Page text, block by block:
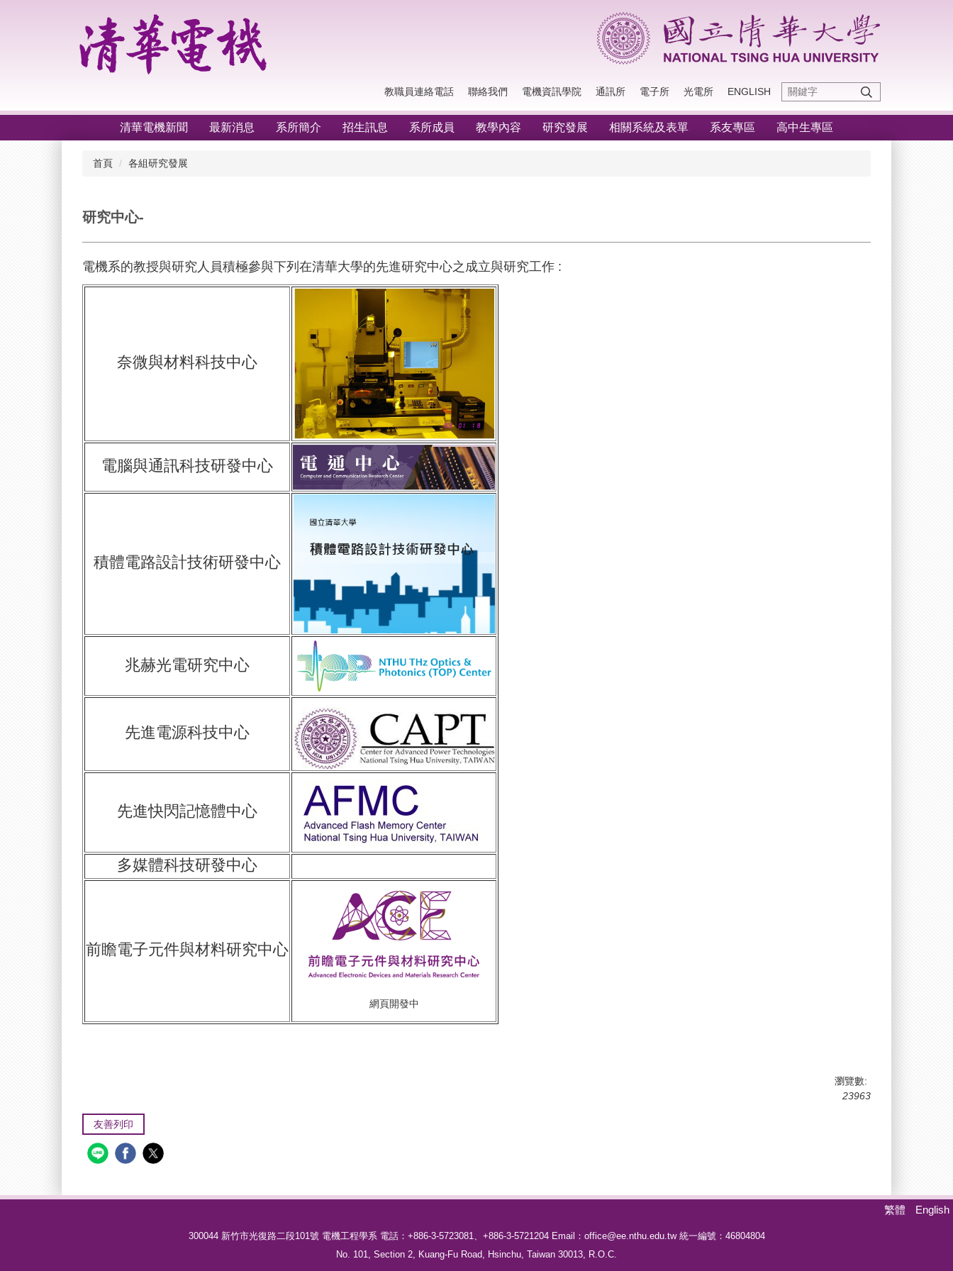
教職員連絡電話 聯絡我們 電機資訊學院 通訊所 電子所 光電所 ENGLISH
清華電機新聞 最新消息 系所簡介 招生訊息 系所成員 教學內容 研究發展 相關系統及表單 系友專區 高中生專區
首頁 各組研究發展
研究中心-
電機系的教授與研究人員積極參與下列在清華大學的先進研究中心之成立與研究工作 :
奈微與材料科技中心
電腦與通訊科技研發中心
積體電路設計技術研發中心
兆赫光電研究中心
先進電源科技中心
先進快閃記憶體中心
多媒體科技研發中心
前瞻電子元件與材料研究中心
網頁開發中
瀏覽數:
23963
友善列印
繁體 English
300044 新竹市光復路二段101號 電機工程學系 電話： +886-3-5723081、 +886-3-5721204 Email：office@ee.nthu.edu.tw 統一編號：46804804
No. 101, Section 2, Kuang-Fu Road, Hsinchu, Taiwan 30013, R.O.C.